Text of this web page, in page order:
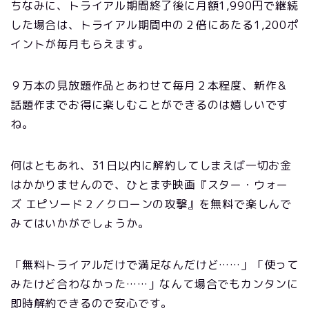
ちなみに、
トライアル期間終了後に月額1,990円で継続
した場合は、トライアル期間中の２倍にあたる1,200ポ
イントが毎月もらえます。
９万本の見放題作品とあわせて毎月２本程度、新作＆
話題作までお得に楽しむことができるのは嬉しいです
ね。
何はともあれ、31日以内に解約してしまえば一切お金
はかかりませんので、ひとまず映画『スター・ウォー
ズ エピソード２／クローンの攻撃』を無料で楽しんで
みてはいかがでしょうか。
「無料トライアルだけで満足なんだけど……」「使って
みたけど合わなかった……」なんて場合でもカンタンに
即時解約できるので安心です。